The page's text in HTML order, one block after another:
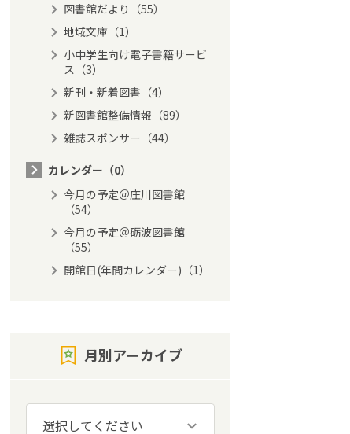
図書館だより（55）
地域文庫（1）
小中学生向け電子書籍サービ
ス（3）
新刊・新着図書（4）
新図書館整備情報（89）
雑誌スポンサー（44）
カレンダー（0）
今月の予定＠庄川図書館
（54）
今月の予定＠砺波図書館
（55）
開館日(年間カレンダー)（1）
月別アーカイブ